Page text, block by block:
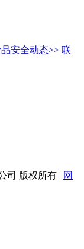
安全动态>> 联
司 版权所有 | 网